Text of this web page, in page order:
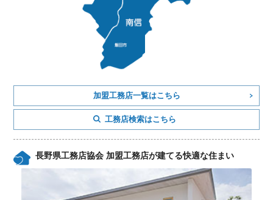
加盟工務店一覧はこちら
工務店検索はこちら
長野県工務店協会 加盟工務店が建てる快適な住まい